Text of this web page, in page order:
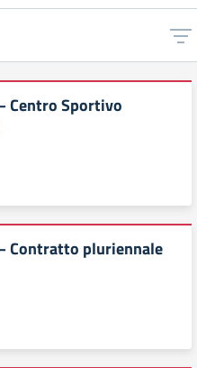
Centro Sportivo
Contratto pluriennale